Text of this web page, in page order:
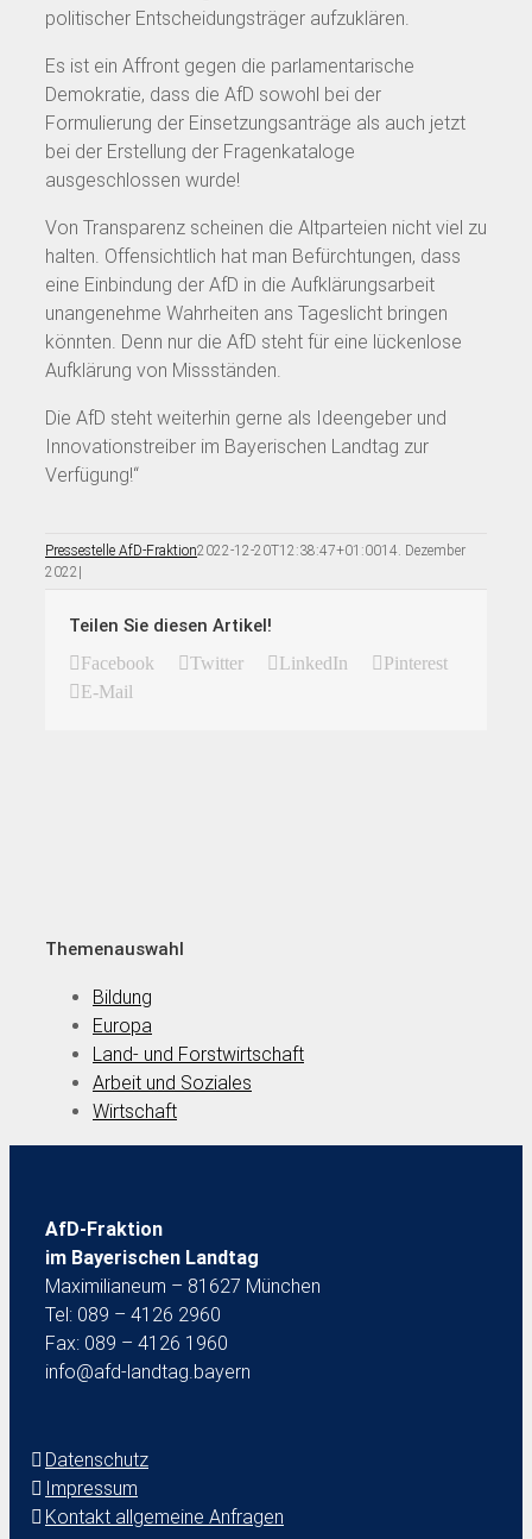
politischer Entscheidungsträger aufzuklären.
Es ist ein Affront gegen die parlamentarische
Demokratie, dass die AfD sowohl bei der
Formulierung der Einsetzungsanträge als auch jetzt
bei der Erstellung der Fragenkataloge
ausgeschlossen wurde!
Von Transparenz scheinen die Altparteien nicht viel zu
halten. Offensichtlich hat man Befürchtungen, dass
eine Einbindung der AfD in die Aufklärungsarbeit
unangenehme Wahrheiten ans Tageslicht bringen
könnten. Denn nur die AfD steht für eine lückenlose
Aufklärung von Missständen.
Die AfD steht weiterhin gerne als Ideengeber und
Innovationstreiber im Bayerischen Landtag zur
Verfügung!“
Pressestelle AfD-Fraktion2022-12-20T12:38:47+01:0014. Dezember
2022 |
Teilen Sie diesen Artikel!
Facebook Twitter LinkedIn
Pinterest
E-Mail
Themenauswahl
Bildung
Europa
Land- und Forstwirtschaft
Arbeit und Soziales
Wirtschaft
AfD-Fraktion
im Bayerischen Landtag
Maximilianeum – 81627 München
Tel: 089 – 4126 2960
Fax: 089 – 4126 1960
info@afd-landtag.bayern
Datenschutz
Impressum
Kontakt allgemeine Anfragen